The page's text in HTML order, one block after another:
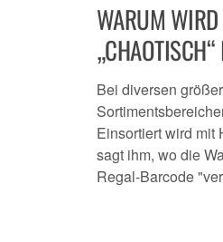
WARUM WIRD
Bei diversen
Einsortiert wird mit
sagt ihm, wo die
Regal-Barcode